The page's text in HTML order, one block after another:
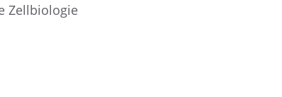
Zellbiologie